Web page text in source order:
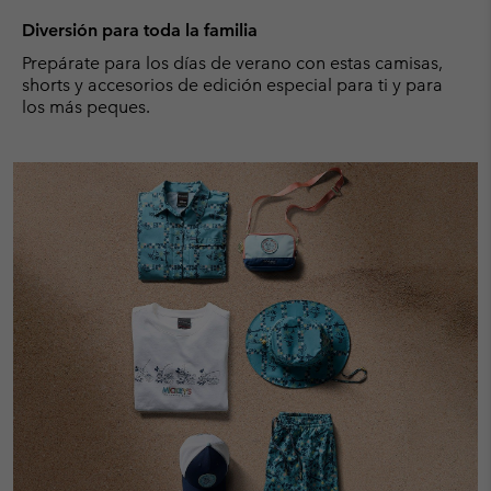
Diversión para toda la familia
Prepárate para los días de verano con estas camisas,
shorts y accesorios de edición especial para ti y para
los más peques.